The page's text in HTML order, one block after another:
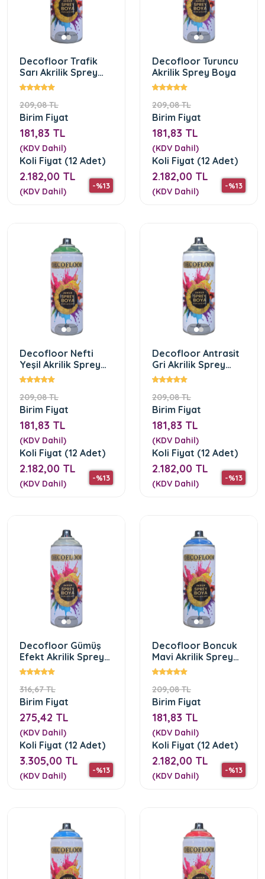
Decofloor Trafik
Sarı Akrilik Sprey
Boya
209,08 TL
-%13
Birim Fiyat
181,83 TL
(KDV Dahil)
Koli Fiyat (12 Adet)
2.182,00 TL
(KDV Dahil)
Decofloor Turuncu
Akrilik Sprey Boya
209,08 TL
-%13
Birim Fiyat
181,83 TL
(KDV Dahil)
Koli Fiyat (12 Adet)
2.182,00 TL
(KDV Dahil)
Decofloor Nefti
Yeşil Akrilik Sprey
Boya
209,08 TL
-%13
Birim Fiyat
181,83 TL
(KDV Dahil)
Koli Fiyat (12 Adet)
2.182,00 TL
(KDV Dahil)
Decofloor Antrasit
Gri Akrilik Sprey
Boya
209,08 TL
-%13
Birim Fiyat
181,83 TL
(KDV Dahil)
Koli Fiyat (12 Adet)
2.182,00 TL
(KDV Dahil)
Decofloor Gümüş
Efekt Akrilik Sprey
Boya
316,67 TL
-%13
Birim Fiyat
275,42 TL
(KDV Dahil)
Koli Fiyat (12 Adet)
3.305,00 TL
(KDV Dahil)
Decofloor Boncuk
Mavi Akrilik Sprey
Boya
209,08 TL
-%13
Birim Fiyat
181,83 TL
(KDV Dahil)
Koli Fiyat (12 Adet)
2.182,00 TL
(KDV Dahil)